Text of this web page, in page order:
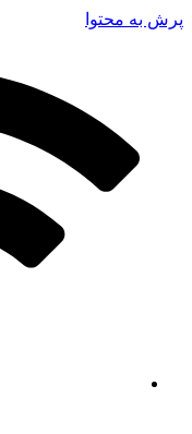
پرش به محتوا